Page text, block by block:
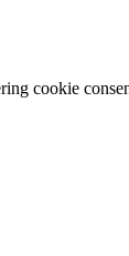
cookie